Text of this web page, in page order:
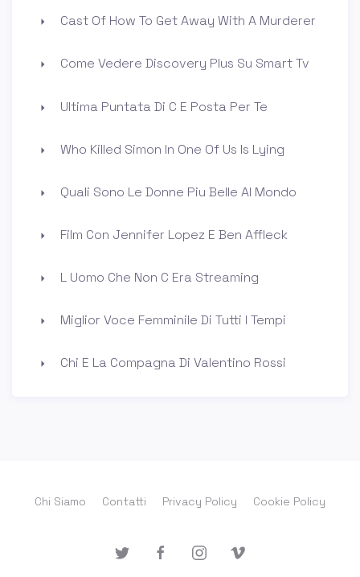
Cast Of How To Get Away With A Murderer
Come Vedere Discovery Plus Su Smart Tv
Ultima Puntata Di C E Posta Per Te
Who Killed Simon In One Of Us Is Lying
Quali Sono Le Donne Piu Belle Al Mondo
Film Con Jennifer Lopez E Ben Affleck
L Uomo Che Non C Era Streaming
Miglior Voce Femminile Di Tutti I Tempi
Chi E La Compagna Di Valentino Rossi
Chi Siamo Contatti Privacy Policy Cookie Policy